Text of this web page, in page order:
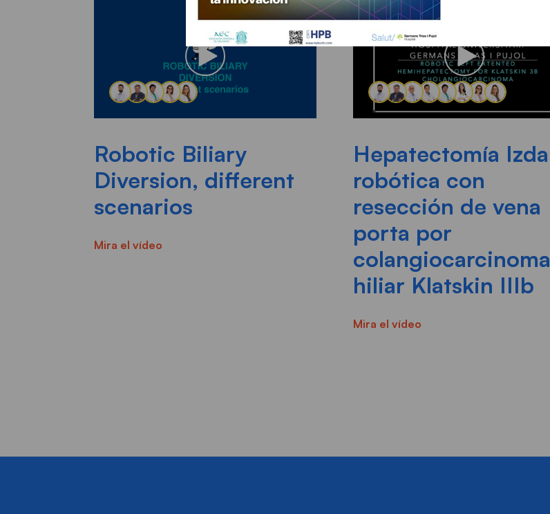
Robotic Biliary
Diversion, different
scenarios
Mira el vídeo
Hepatectomía Izda
robótica con
resección de vena
porta por
colangiocarcinoma
hiliar Klatskin IIIb
Mira el vídeo